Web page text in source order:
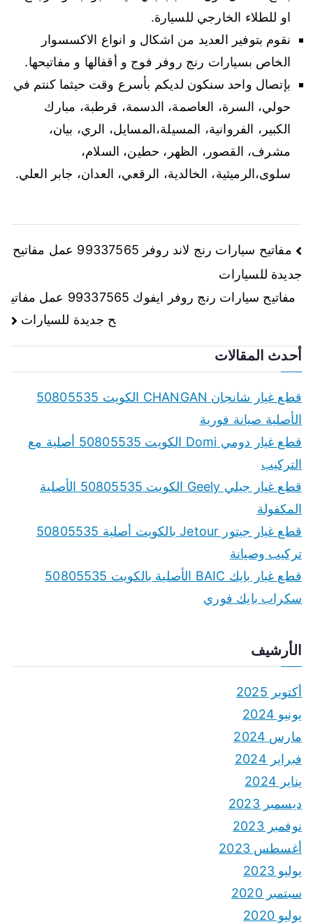
او للطلاء الخارجي للسيارة.
نقوم بتوفير العديد من اشكال و انواع الاكسسوار
الخاص بسيارات رنج روفر فوج و أقفالها و مفاتيحها.
بإتصال واحد سنكون لديكم بأسرع وقت حيثما كنتم في
حولي، السرة، العاصمة، الدسمة، قرطبة، مبارك
الكبير، الفروانية، المسيلة،المسايل، الري، بيان،
مشرف، القصور، الظهر، حطين، السلام،
سلوى،الرميثية، الخالدية، الرقعي، العدان، جابر العلي.
تصفّح
المقالات
مفاتيح سيارات رنج لاند روفر 99337565 عمل مفاتيح
جديدة للسيارات
مفاتيح سيارات رنج روفر ايفوك 99337565 عمل مفاتي
ح جديدة للسيارات
أحدث المقالات
قطع غيار شانجان CHANGAN الكويت 50805535
الأصلية صيانة فورية
قطع غيار دومي Domi الكويت 50805535 أصلية مع
التركيب
قطع غيار جيلي Geely الكويت 50805535 الأصلية
المكفولة
قطع غيار جيتور Jetour بالكويت أصلية 50805535
تركيب وصيانة
قطع غيار بايك BAIC الأصلية بالكويت 50805535
سكراب بايك فوري
الأرشيف
أكتوبر 2025
يونيو 2024
مارس 2024
فبراير 2024
يناير 2024
ديسمبر 2023
نوفمبر 2023
أغسطس 2023
يوليو 2023
سبتمبر 2020
يوليو 2020